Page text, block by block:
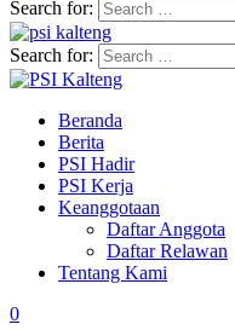
Search for:
Search for:
Beranda
Berita
PSI Hadir
PSI Kerja
Keanggotaan
Daftar Anggota
Daftar Relawan
Tentang Kami
0